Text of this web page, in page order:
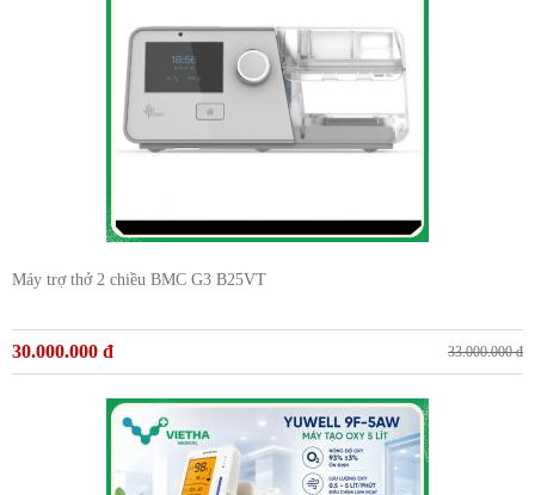
Máy trợ thở 2 chiều BMC G3 B25VT
30.000.000 đ 33.000.000 đ